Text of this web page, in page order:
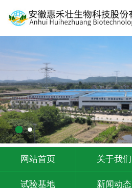
网站首页 关于我们
试验基地 新闻动态